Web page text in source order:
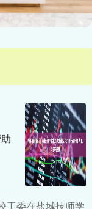
工委在盐城技师学